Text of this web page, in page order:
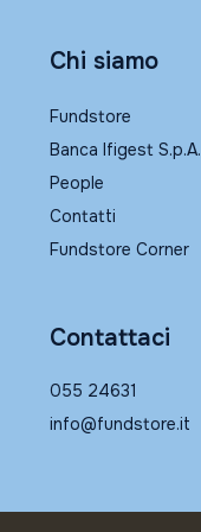
Chi siamo
Fundstore
Banca Ifigest S.p.A.
People
Contatti
Fundstore Corner
Contattaci
055 24631
info@fundstore.it